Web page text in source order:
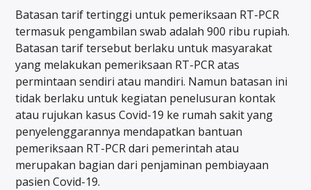
Batasan tarif tertinggi untuk pemeriksaan RT-PCR
termasuk pengambilan swab adalah 900 ribu rupiah.
Batasan tarif tersebut berlaku untuk masyarakat
yang melakukan pemeriksaan RT-PCR atas
permintaan sendiri atau mandiri. Namun batasan ini
tidak berlaku untuk kegiatan penelusuran kontak
atau rujukan kasus Covid-19 ke rumah sakit yang
penyelenggarannya mendapatkan bantuan
pemeriksaan RT-PCR dari pemerintah atau
merupakan bagian dari penjaminan pembiayaan
pasien Covid-19.